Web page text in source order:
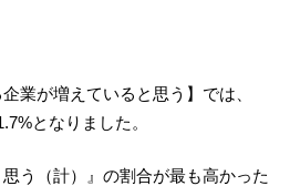
業が増えていると思う】では、
となりました。
う（計）』の割合が最も高かった